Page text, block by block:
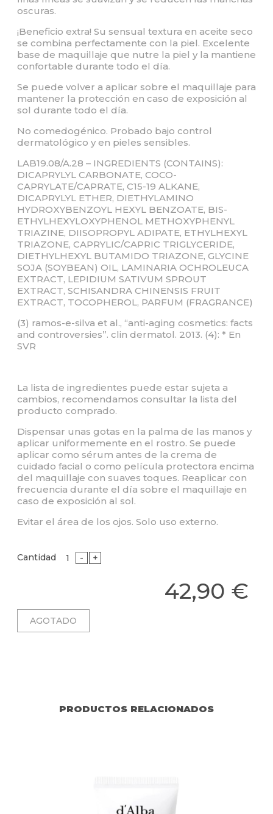
oscuras.
¡Beneficio extra! Su sensual textura en aceite seco
se combina perfectamente con la piel. Excelente
base de maquillaje que nutre la piel y la mantiene
confortable durante todo el día.
Se puede volver a aplicar sobre el maquillaje para
mantener la protección en caso de exposición al
sol durante todo el día.
No comedogénico. Probado bajo control
dermatológico y en pieles sensibles.
LAB19.08/A.28 – INGREDIENTS (CONTAINS):
DICAPRYLYL CARBONATE, COCO-
CAPRYLATE/CAPRATE, C15-19 ALKANE,
DICAPRYLYL ETHER, DIETHYLAMINO
HYDROXYBENZOYL HEXYL BENZOATE, BIS-
ETHYLHEXYLOXYPHENOL METHOXYPHENYL
TRIAZINE, DIISOPROPYL ADIPATE, ETHYLHEXYL
TRIAZONE, CAPRYLIC/CAPRIC TRIGLYCERIDE,
DIETHYLHEXYL BUTAMIDO TRIAZONE, GLYCINE
SOJA (SOYBEAN) OIL, LAMINARIA OCHROLEUCA
EXTRACT, LEPIDIUM SATIVUM SPROUT
EXTRACT, SCHISANDRA CHINENSIS FRUIT
EXTRACT, TOCOPHEROL, PARFUM (FRAGRANCE)
(3) ramos-e-silva et al., “anti-aging cosmetics: facts
and controversies”. clin dermatol. 2013. (4): * En
SVR
La lista de ingredientes puede estar sujeta a
cambios, recomendamos consultar la lista del
producto comprado.
Dispensar unas gotas en la palma de las manos y
aplicar uniformemente en el rostro. Se puede
aplicar como sérum antes de la crema de
cuidado facial o como película protectora encima
del maquillaje con suaves toques. Reaplicar con
frecuencia durante el día sobre el maquillaje en
caso de exposición al sol.
Evitar el área de los ojos. Solo uso externo.
Cantidad - +
42,90 €
PRODUCTOS RELACIONADOS